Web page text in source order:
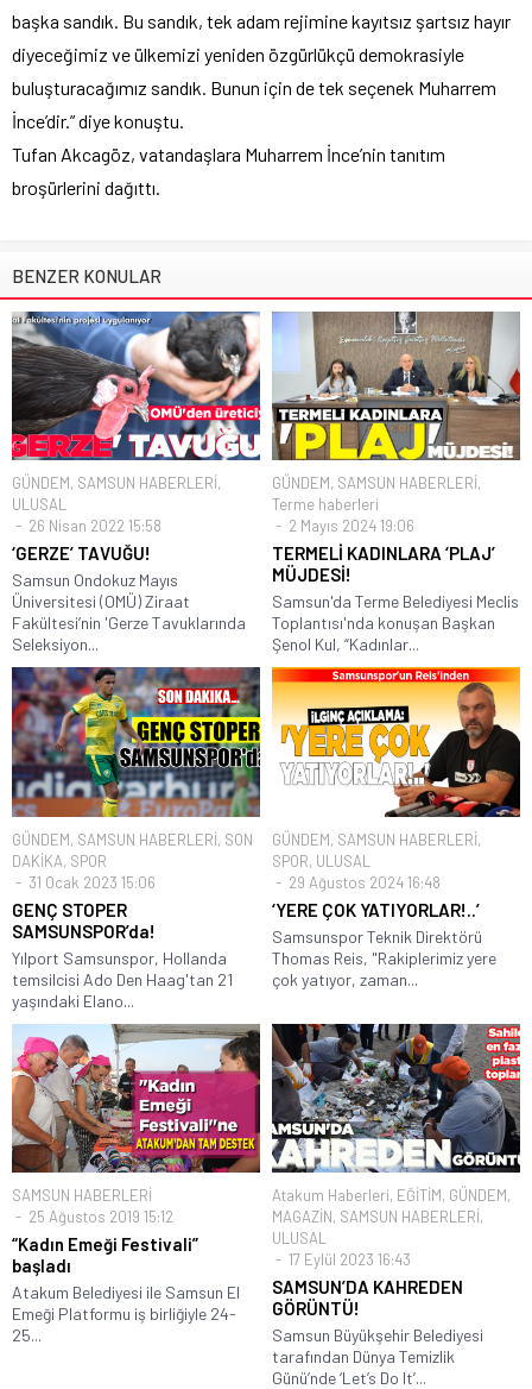
başka sandık. Bu sandık, tek adam rejimine kayıtsız şartsız hayır
diyeceğimiz ve ülkemizi yeniden özgürlükçü demokrasiyle
buluşturacağımız sandık. Bunun için de tek seçenek Muharrem
İnce’dir.” diye konuştu.
Tufan Akcagöz, vatandaşlara Muharrem İnce’nin tanıtım
broşürlerini dağıttı.
BENZER KONULAR
GÜNDEM, SAMSUN HABERLERİ,
ULUSAL
26 Nisan 2022 15:58
‘GERZE’ TAVUĞU!
Samsun Ondokuz Mayıs
Üniversitesi (OMÜ) Ziraat
Fakültesi’nin 'Gerze Tavuklarında
Seleksiyon...
GÜNDEM, SAMSUN HABERLERİ,
Terme haberleri
2 Mayıs 2024 19:06
TERMELİ KADINLARA ‘PLAJ’
MÜJDESİ!
Samsun'da Terme Belediyesi Meclis
Toplantısı'nda konuşan Başkan
Şenol Kul, “Kadınlar...
GÜNDEM, SAMSUN HABERLERİ, SON
DAKİKA, SPOR
31 Ocak 2023 15:06
GENÇ STOPER
SAMSUNSPOR’da!
Yılport Samsunspor, Hollanda
temsilcisi Ado Den Haag'tan 21
yaşındaki Elano...
GÜNDEM, SAMSUN HABERLERİ,
SPOR, ULUSAL
29 Ağustos 2024 16:48
‘YERE ÇOK YATIYORLAR!..’
Samsunspor Teknik Direktörü
Thomas Reis, "Rakiplerimiz yere
çok yatıyor, zaman...
SAMSUN HABERLERİ
25 Ağustos 2019 15:12
“Kadın Emeği Festivali”
başladı
Atakum Belediyesi ile Samsun El
Emeği Platformu iş birliğiyle 24-
25...
Atakum Haberleri, EĞİTİM, GÜNDEM,
MAGAZİN, SAMSUN HABERLERİ,
ULUSAL
17 Eylül 2023 16:43
SAMSUN’DA KAHREDEN
GÖRÜNTÜ!
Samsun Büyükşehir Belediyesi
tarafından Dünya Temizlik
Günü’nde ‘Let’s Do It’...